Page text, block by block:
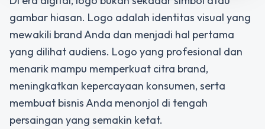
gambar hiasan. Logo adalah identitas visual yang
mewakili brand Anda dan menjadi hal pertama
yang dilihat audiens. Logo yang profesional dan
menarik mampu memperkuat citra brand,
meningkatkan kepercayaan konsumen, serta
membuat bisnis Anda menonjol di tengah
persaingan yang semakin ketat.